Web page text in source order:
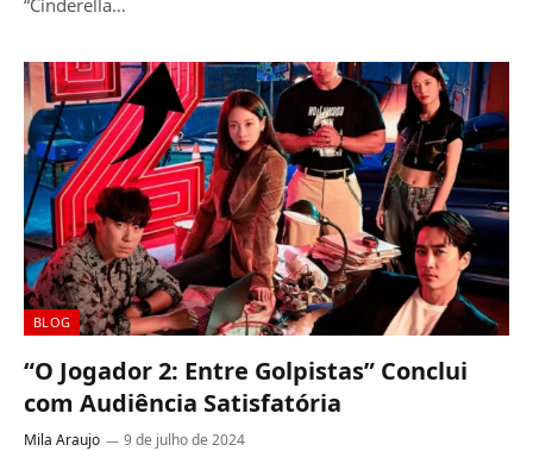
“Cinderella…
BLOG
“O Jogador 2: Entre Golpistas” Conclui
com Audiência Satisfatória
Mila Araujo 9 de julho de 2024